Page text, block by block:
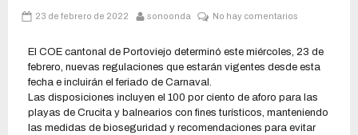
23 de febrero de 2022 sonoonda No hay comentarios
El COE cantonal de Portoviejo determinó este miércoles, 23 de
febrero, nuevas regulaciones que estarán vigentes desde esta
fecha e incluirán el feriado de Carnaval.
Las disposiciones incluyen el 100 por ciento de aforo para las
playas de Crucita y balnearios con fines turísticos, manteniendo
las medidas de bioseguridad y recomendaciones para evitar